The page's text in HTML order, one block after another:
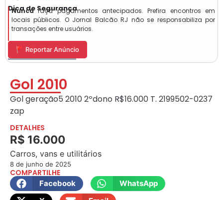
Dica de Segurança
Nuncafaça pagamentos antecipados. Prefira encontros em
locais públicos. O Jornal Balcão RJ não se responsabiliza por
transações entre usuários.
🚩 Reportar Anúncio
Gol 2010
Gol geração5 2010 2ºdono R$16.000 T. 2199502-0237
zap
DETALHES
R$ 16.000
Carros, vans e utilitários
8 de junho de 2025
COMPARTILHE
Facebook
WhatsApp